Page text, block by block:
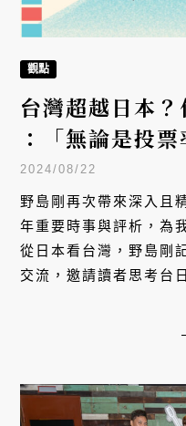
觀點
台灣超越日本
：「無論是投
化，日本都遠不
2024/08/22
野島剛再次帶來深入且
年重要時事與評析，為
從日本看台灣，野島剛
交流，邀請讀者思考台